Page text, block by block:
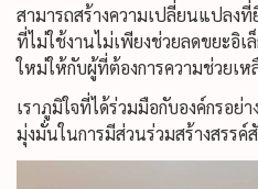
สามารถสร้างความเปลี่ยนแปลง
ที่ไม่ใช้งานไม่เพียงช่วยลดขยะอิเ
ใหม่ให้กับผู้ที่ต้องการความช่วยเห
เราภูมิใจที่ได้ร่วมมือกับองค์กรอย่
มุ่งมั่นในการมีส่วนร่วมสร้างสรร